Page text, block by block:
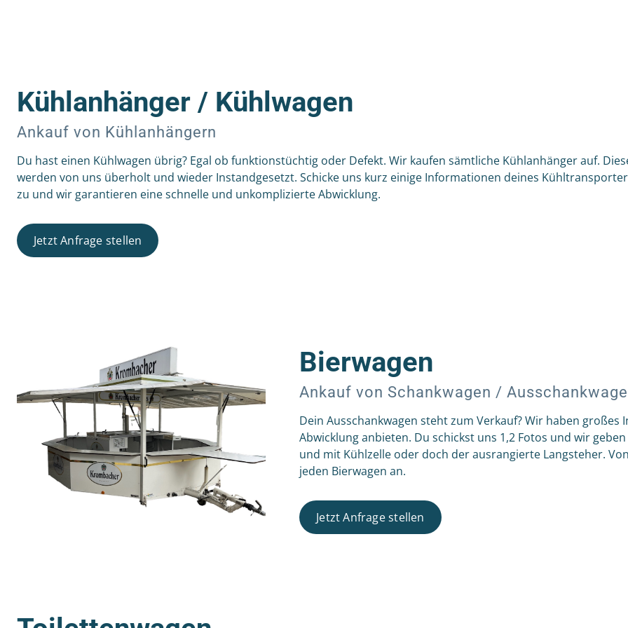
Kühlanhänger / Kühlwagen
Ankauf von Kühlanhängern
Du hast einen Kühlwagen übrig? Egal ob funktionstüchtig oder Defekt. Wir kaufen sämtliche Kühlanhänger auf.
werden von uns überholt und wieder Instandgesetzt. Schicke uns kurz einige Informationen deines
zu und wir garantieren eine schnelle und unkomplizierte Abwicklung.
Jetzt Anfrage stellen
Bierwagen
Ankauf von Schankwagen /
Dein Ausschankwagen steht zum Verkauf? Wir haben
Abwicklung anbieten. Du schickst uns 1,2 Fotos und wir
und mit Kühlzelle oder doch der ausrangierte Langsteher.
jeden Bierwagen an.
Jetzt Anfrage stellen